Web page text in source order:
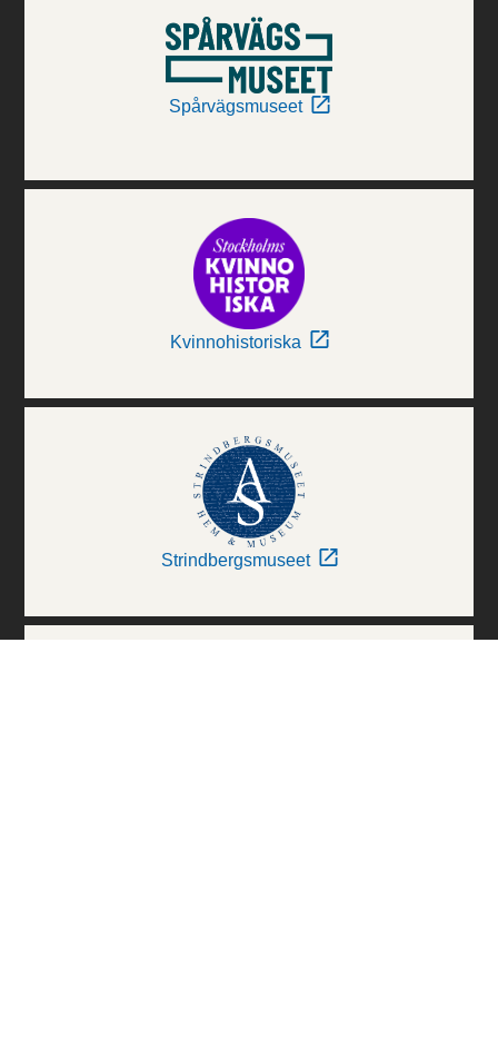
Spårvägsmuseet
Kvinnohistoriska
Strindbergsmuseet